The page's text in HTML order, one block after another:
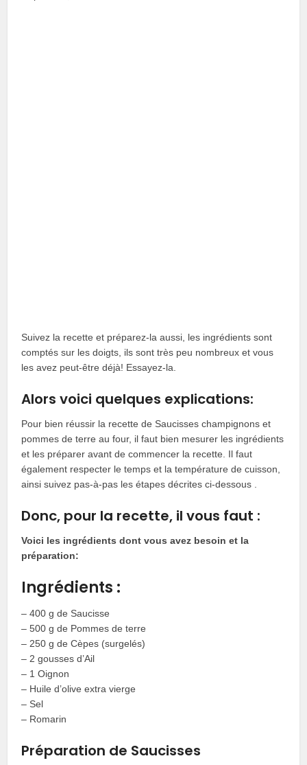
Suivez la recette et préparez-la aussi, les ingrédients sont
comptés sur les doigts, ils sont très peu nombreux et vous
les avez peut-être déjà! Essayez-la.
Alors voici quelques explications:
Pour bien réussir la recette de Saucisses champignons et
pommes de terre au four, il faut bien mesurer les ingrédients
et les préparer avant de commencer la recette. Il faut
également respecter le temps et la température de cuisson,
ainsi suivez pas-à-pas les étapes décrites ci-dessous .
Donc, pour la recette, il vous faut :
Voici les ingrédients dont vous avez besoin et la
préparation:
Ingrédients :
– 400 g de Saucisse
– 500 g de Pommes de terre
– 250 g de Cèpes (surgelés)
– 2 gousses d’Ail
– 1 Oignon
– Huile d’olive extra vierge
– Sel
– Romarin
Préparation de Saucisses